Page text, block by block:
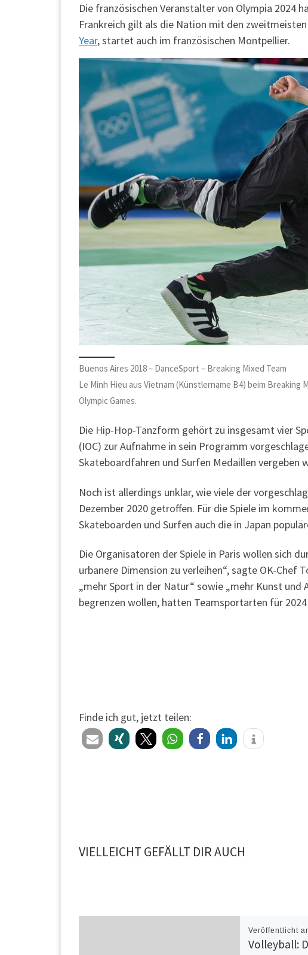
Die französischen Veranstalter von Olympia 2024
Frankreich gilt als die Nation mit den
Year, startet auch im französischen Montpellier.
Buenos Aires 2018 – DanceSport – Breaking Mixed Team
Le Minh Hieu aus Vietnam (Künstlername B4) beim Breaking
Olympic Games.
Die Hip-Hop-Tanzform gehört zu insgesamt vier
(IOC) zur Aufnahme in sein Programm
Skateboardfahren und Surfen Medaillen vergeben
Noch ist allerdings unklar, wie viele der
Dezember 2020 getroffen. Für die Spiele im
Skateboarden und Surfen auch die in Japan
Die Organisatoren der Spiele in Paris wollen sich
urbanere Dimension zu verleihen“, sagte OK-
„mehr Sport in der Natur“ sowie „mehr Kunst
begrenzen wollen, hatten Teamsportarten für 2024
Finde ich gut, jetzt teilen:
VIELLEICHT GEFÄLLT DIR AUCH
Veröffentlicht
Volleyball: